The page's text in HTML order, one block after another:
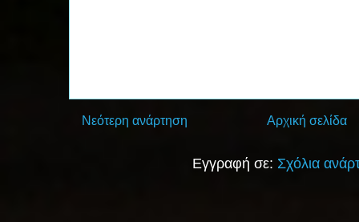
Νεότερη ανάρτηση Αρχική σελίδα
Εγγραφή σε: Σχόλια